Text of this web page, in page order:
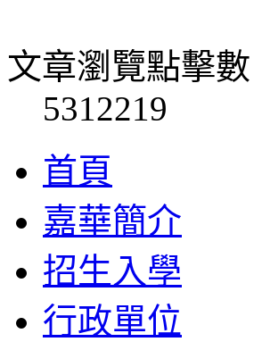
文章瀏覽點擊數
5312219
首頁
嘉華簡介
招生入學
行政單位